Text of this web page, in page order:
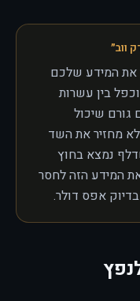
ווב״
את המידע שלכם
בין עשרות
גורם שיכול
מחזיר את השד
נמצא בחוץ
המידע הזה לחסר
אפס דולר.